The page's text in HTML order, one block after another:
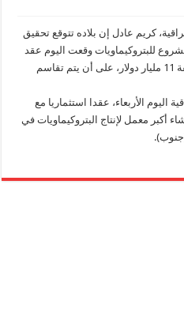
كريم عادل إن بلاده تتوقع تحقيق
للبتروكيماويات وقعت اليوم عقد
إنشاؤه مع شركة “شل” العالمية بتكلفة 11 مليار دولار، على أن يتم تقاسم
اليوم الأربعاء، عقدا استثماريا مع
أكبر معمل لإنتاج البتروكيماويات في